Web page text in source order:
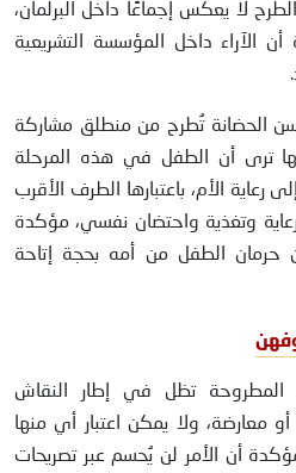
لا يعكس إجماعًا داخل البرلمان،
الآراء داخل المؤسسة التشريعية
الحضانة تُطرح من منطلق مشاركة
ترى أن الطفل في هذه المرحلة
رعاية الأم، باعتبارها الطرف الأقرب
رعاية وتغذية واحتضان نفسي، مؤكدة
حرمان الطفل من أمه بحجة إتاحة
تظل في إطار النقاش
معارضة، ولا يمكن اعتبار أي منها
مؤكدة أن الأمر لن يُحسم عبر تصريحات